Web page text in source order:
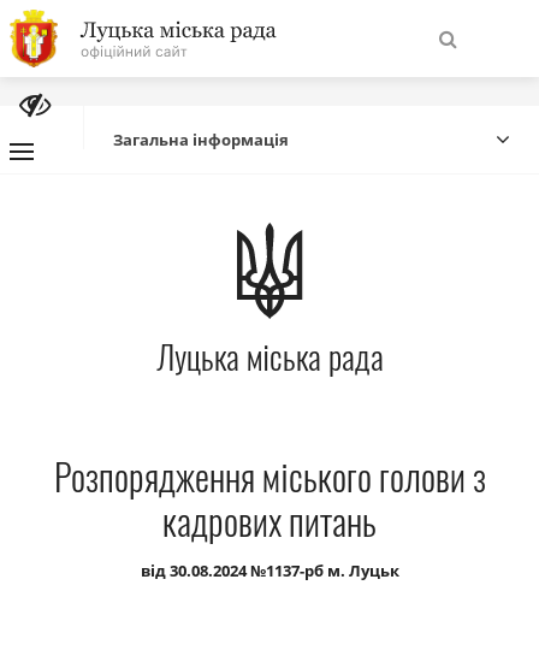
На
головну
Про місто
Міська влада
Міська рада
Публічна інформація
Прозорість влади
Загальна інформація
Луцька міська рада
Розпорядження міського голови з
кадрових питань
від 30.08.2024 №1137-рб м. Луцьк